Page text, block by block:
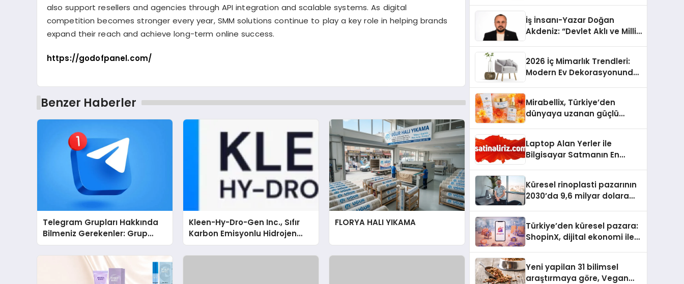
also support resellers and agencies through API integration and scalable systems. As digital
competition becomes stronger every year, SMM solutions continue to play a key role in helping brands
expand their reach and achieve long-term online success.
https://godofpanel.com/
Benzer Haberler
Telegram Grupları Hakkında
Bilmeniz Gerekenler: Grup
Sahipleri İçin Telegram’da
Hedef Kitleye Ulaşma
Kleen-Hy-Dro-Gen Inc., Sıfır
Karbon Emisyonlu Hidrojen
Isıtma Teknolojisinde ISO ve
TSSA Düzenleyici Onaylarını
FLORYA HALI YIKAMA
İş İnsanı-Yazar Doğan
Akdeniz: “Devlet Aklı ve Milli
2026 İç Mimarlık Trendleri:
Modern Ev Dekorasyonunda
Mirabellix, Türkiye’den
dünyaya uzanan güçlü
Laptop Alan Yerler ile
Bilgisayar Satmanın En
Küresel rinoplasti pazarının
2030’da 9,6 milyar dolara
Türkiye’den küresel pazara:
ShopinX, dijital ekonomi ile
Yeni yapilan 31 bilimsel
araştırmaya göre, Vegan